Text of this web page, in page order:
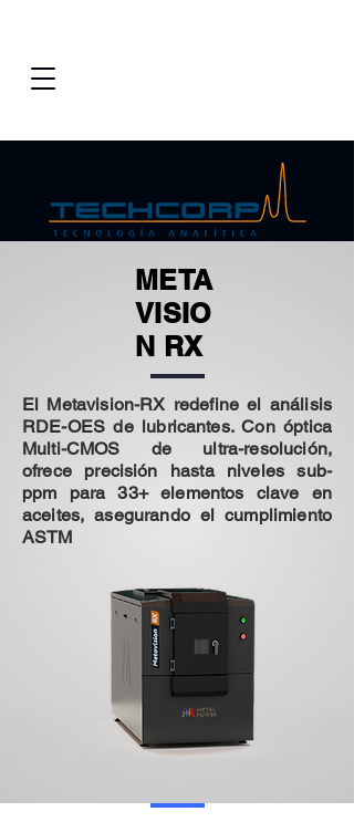
META
VISIO
N RX
El Metavision-RX redefine el análisis
RDE-OES de lubricantes. Con óptica
Multi-CMOS de ultra-resolución,
ofrece precisión hasta niveles sub-
ppm para 33+ elementos clave en
aceites, asegurando el cumplimiento
ASTM